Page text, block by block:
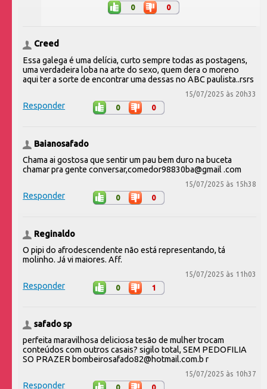
0 0
Creed
Essa galega é uma delícia, curto sempre todas as postagens,
uma verdadeira loba na arte do sexo, quem dera o moreno
aqui ter a sorte de encontrar uma dessas no ABC paulista..rsrs
15/07/2025 às 20h33
Responder 0 0
Baianosafado
Chama ai gostosa que sentir um pau bem duro na buceta
chamar pra gente conversar,comedor98830ba@gmail .com
15/07/2025 às 15h38
Responder 0 0
Reginaldo
O pipi do afrodescendente não está representando, tá
molinho. Já vi maiores. Aff.
15/07/2025 às 11h03
Responder 0 1
safado sp
perfeita maravilhosa deliciosa tesão de mulher trocam
conteúdos com outros casais? sigilo total, SEM PEDOFILIA
SO PRAZER bombeirosafado82@hotmail.com.b r
15/07/2025 às 10h37
Responder